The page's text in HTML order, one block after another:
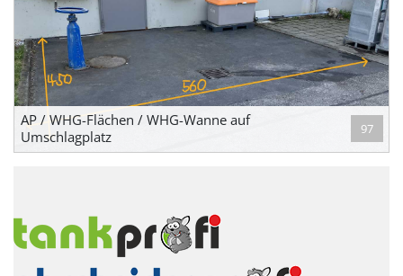
AP / WHG-Flächen / WHG-Wanne auf
Umschlagplatz
97